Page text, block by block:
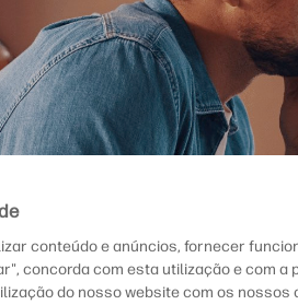
conteúdo e anúncios, fornecer
concorda com esta utilização e com a
do nosso website com os nossos